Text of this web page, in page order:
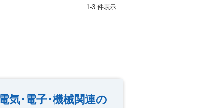
1-3 件表示
気･電子･機械関連の